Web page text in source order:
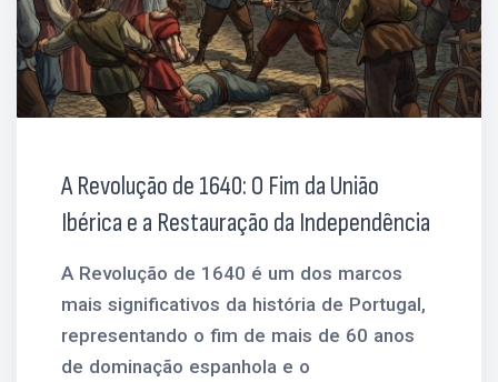
A Revolução de 1640: O Fim da União
Ibérica e a Restauração da Independência
A Revolução de 1640 é um dos marcos
mais significativos da história de Portugal,
representando o fim de mais de 60 anos
de dominação espanhola e o